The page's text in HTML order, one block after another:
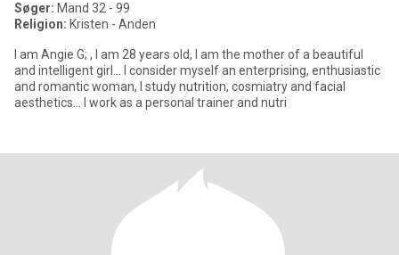
Søger: Mand 32 - 99
Religion: Kristen - Anden
I am Angie G; , I am 28 years old, I am the mother of a beautiful
and intelligent girl... I consider myself an enterprising, enthusiastic
and romantic woman, I study nutrition, cosmiatry and facial
aesthetics... I work as a personal trainer and nutri